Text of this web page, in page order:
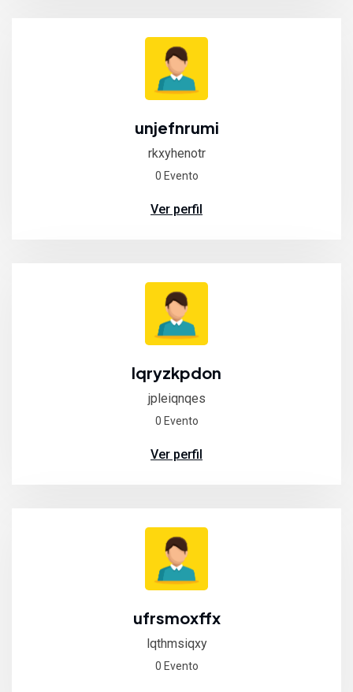
unjefnrumi
rkxyhenotr
0 Evento
Ver perfil
lqryzkpdon
jpleiqnqes
0 Evento
Ver perfil
ufrsmoxffx
lqthmsiqxy
0 Evento